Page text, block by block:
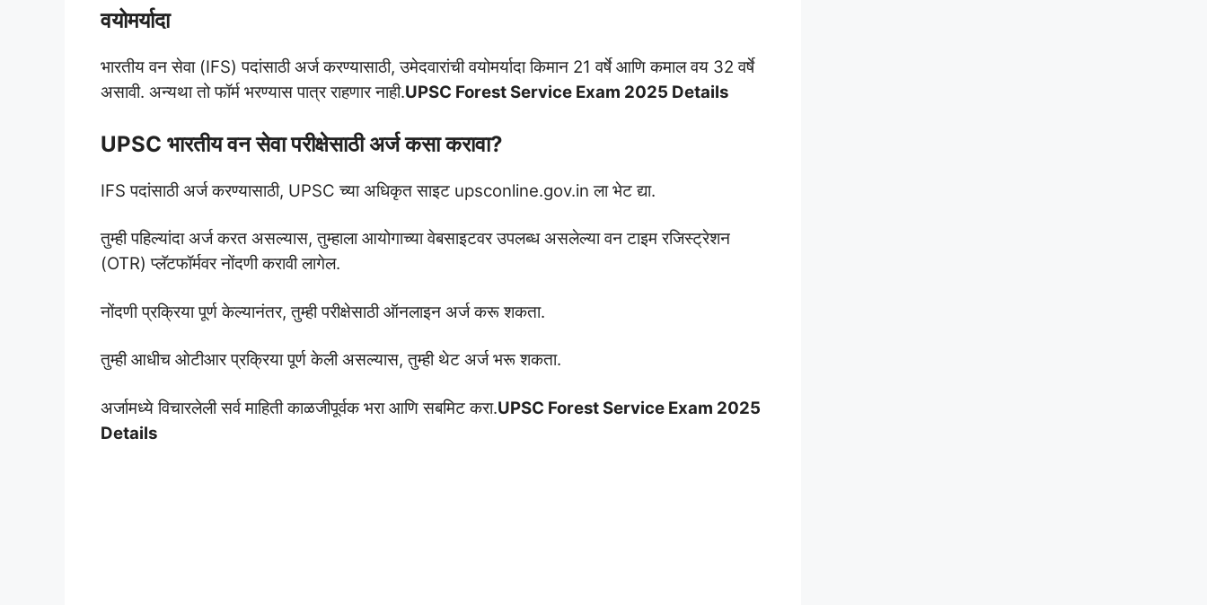
वयोमर्यादा
भारतीय वन सेवा (IFS) पदांसाठी अर्ज करण्यासाठी, उमेदवारांची वयोमर्यादा किमान 21 वर्षे आणि कमाल वय 32 वर्षे
असावी. अन्यथा तो फॉर्म भरण्यास पात्र राहणार नाही.UPSC Forest Service Exam 2025 Details
UPSC भारतीय वन सेवा परीक्षेसाठी अर्ज कसा करावा?
IFS पदांसाठी अर्ज करण्यासाठी, UPSC च्या अधिकृत साइट upsconline.gov.in ला भेट द्या.
तुम्ही पहिल्यांदा अर्ज करत असल्यास, तुम्हाला आयोगाच्या वेबसाइटवर उपलब्ध असलेल्या वन टाइम रजिस्ट्रेशन
(OTR) प्लॅटफॉर्मवर नोंदणी करावी लागेल.
नोंदणी प्रक्रिया पूर्ण केल्यानंतर, तुम्ही परीक्षेसाठी ऑनलाइन अर्ज करू शकता.
तुम्ही आधीच ओटीआर प्रक्रिया पूर्ण केली असल्यास, तुम्ही थेट अर्ज भरू शकता.
अर्जामध्ये विचारलेली सर्व माहिती काळजीपूर्वक भरा आणि सबमिट करा.UPSC Forest Service Exam 2025
Details